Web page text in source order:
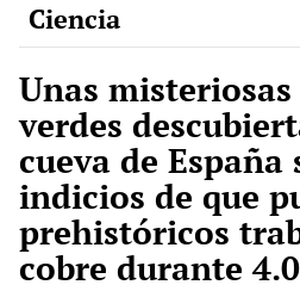
Ciencia
Unas
verdes
cueva de España
indicios de que
prehistóricos
cobre durante